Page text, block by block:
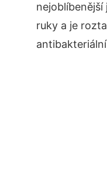
ruky a je